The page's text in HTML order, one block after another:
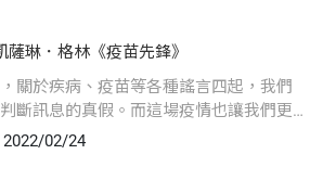
琳．格林《疫苗先鋒》
關於疾病、疫苗等各種謠言四起，我們
斷訊息的真假。而這場疫情也讓我們更
命，我們共享同一個地球。
2022/02/24